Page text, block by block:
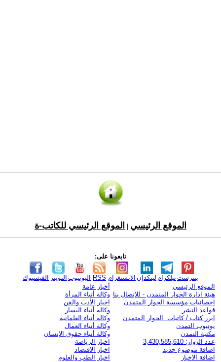
الموقع الرئيسي الموقع الرئيسي للكاتب-ة
تابعونا على:
الفيسبوك التويتر اليوتيوب RSS الانستغرام لينكدإن تيلكرامبنترست
الموقع الرئيسي
هيئة ادارة الحوار المتمدن - للإتصال بنا
إحصائيات مؤسسة الحوار المتمدن
قواعد النشر
ابرز كتاب / كاتبات الحوار المتمدن
يوتيوب التمدن
مكتبة التمدن
عدد الزوار: 3,430,585,610
اضافة موضوع جديد
اضافة الاخبار
أخبار عامة
وكالة أنباء المرأة
اخبار الأدب والفن
وكالة أنباء اليسار
وكالة أنباء العلمانية
وكالة أنباء العمال
وكالة أنباء حقوق الإنسان
اخبار الرياضة
اخبار الاقتصاد
اخبار الطب والعلوم